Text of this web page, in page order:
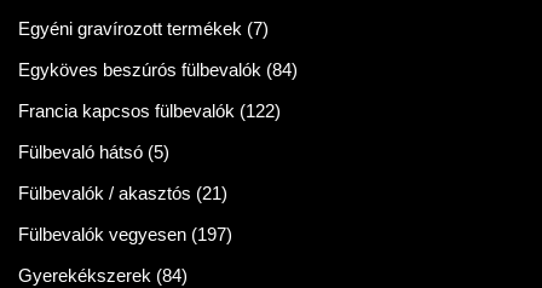
Egyéni gravírozott termékek (7)
Egyköves beszúrós fülbevalók (84)
Francia kapcsos fülbevalók (122)
Fülbevaló hátsó (5)
Fülbevalók / akasztós (21)
Fülbevalók vegyesen (197)
Gyerekékszerek (84)